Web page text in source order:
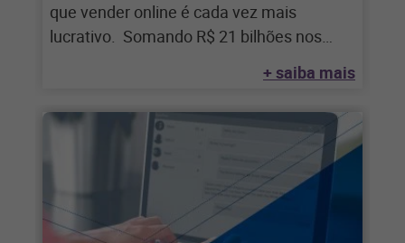
que vender online é cada vez mais
lucrativo. Somando R$ 21 bilhões nos
+ saiba mais